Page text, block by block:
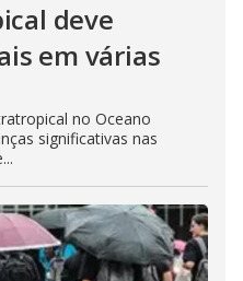
deve
em várias
no Oceano
significativas nas